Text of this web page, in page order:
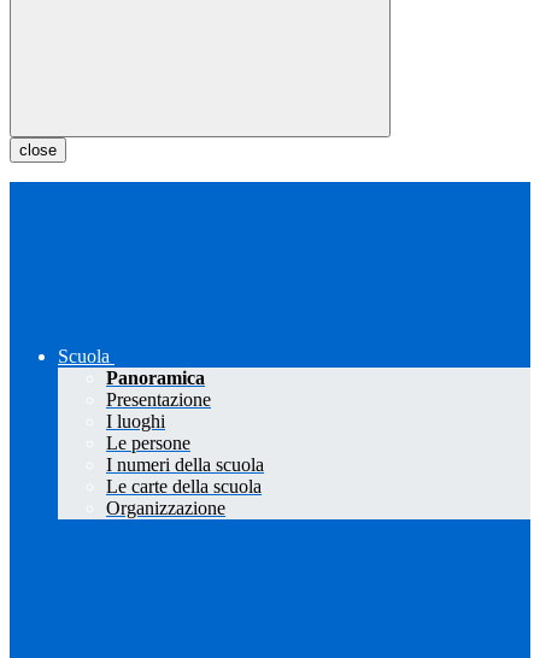
close
Scuola
Panoramica
Presentazione
I luoghi
Le persone
I numeri della scuola
Le carte della scuola
Organizzazione